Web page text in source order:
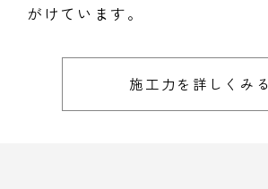
がけています。
施工力を詳しくみる